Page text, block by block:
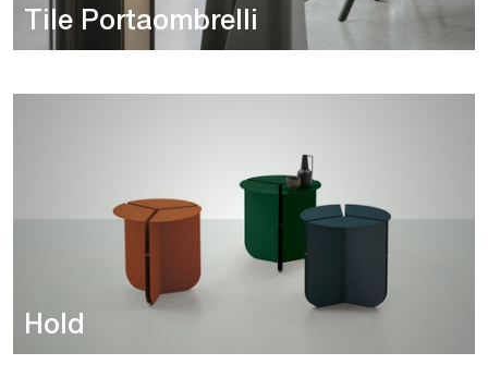
Tile Portaombrelli
Hold